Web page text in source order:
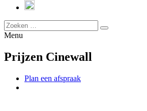
Menu
Prijzen Cinewall
Plan een afspraak